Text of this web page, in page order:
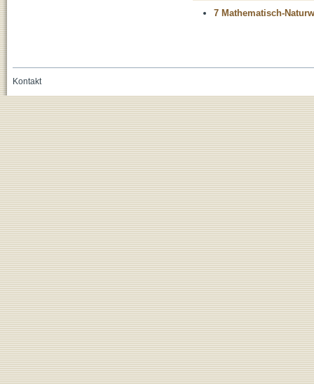
7 Mathematisch-
Kontakt